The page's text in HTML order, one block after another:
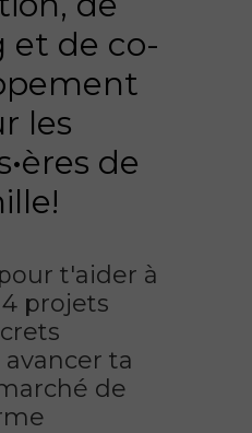
et de co-
les
de
t'aider à
projets
ta
de